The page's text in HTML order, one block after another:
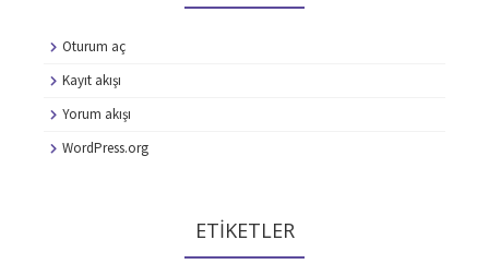
Oturum aç
Kayıt akışı
Yorum akışı
WordPress.org
ETIKETLER